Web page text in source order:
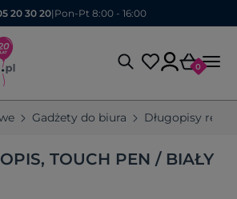
20 30 20| Pon-Pt 8:00 - 16:00
0
Gadżety do biura Długopisy
TOUCH PEN / BIAŁY